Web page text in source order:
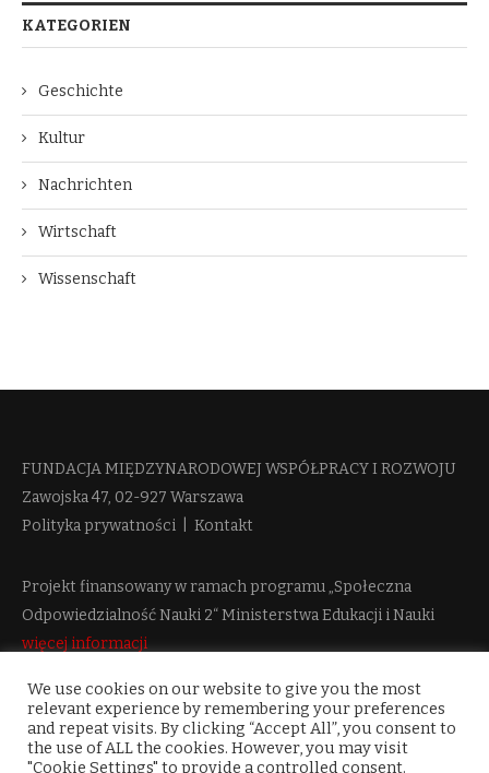
KATEGORIEN
Geschichte
Kultur
Nachrichten
Wirtschaft
Wissenschaft
FUNDACJA MIĘDZYNARODOWEJ WSPÓŁPRACY I ROZWOJU​
Zawojska 47, 02-927 Warszawa
Polityka prywatności
Kontakt
Projekt finansowany w ramach programu „Społeczna
Odpowiedzialność Nauki 2“ Ministerstwa Edukacji i Nauki
więcej informacji
We use cookies on our website to give you the most
relevant experience by remembering your preferences
and repeat visits. By clicking “Accept All”, you consent to
the use of ALL the cookies. However, you may visit
"Cookie Settings" to provide a controlled consent.